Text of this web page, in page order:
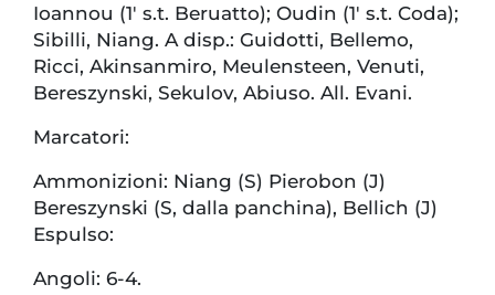
Ioannou (1′ s.t. Beruatto); Oudin (1′ s.t. Coda);
Sibilli, Niang. A disp.: Guidotti, Bellemo,
Ricci, Akinsanmiro, Meulensteen, Venuti,
Bereszynski, Sekulov, Abiuso. All. Evani.
Marcatori:
Ammonizioni: Niang (S) Pierobon (J)
Bereszynski (S, dalla panchina), Bellich (J)
Espulso:
Angoli: 6-4.